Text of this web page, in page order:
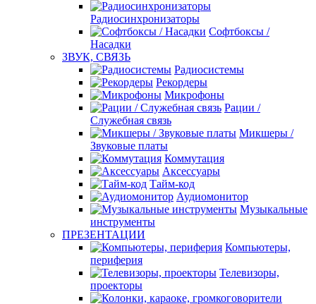
Радиосинхронизаторы
Софтбоксы /
Насадки
ЗВУК, СВЯЗЬ
Радиосистемы
Рекордеры
Микрофоны
Рации /
Служебная связь
Микшеры /
Звуковые платы
Коммутация
Аксессуары
Тайм-код
Аудиомонитор
Музыкальные
инструменты
ПРЕЗЕНТАЦИИ
Компьютеры,
периферия
Телевизоры,
проекторы